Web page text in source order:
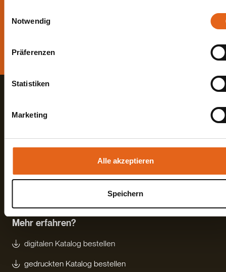
Bitte beachten Sie, dass einige der Partner auch Daten in
Drittländer übermitteln können, in denen möglicherweise ein
anderes Datenschutzniveau besteht als in der EU. Wir
sicher, dass die Übermittlung Ihrer Daten in
Schutzmaßnahmen getroffen werden.
Webseite weiterhin nutzen.
Notwendig
Präferenzen
Statistiken
Marketing
Alle akzeptieren
Speichern
Die beste Beratung ist die persönliche - von einem Haas
Fachberater in Ihrer Nähe!
Direkt Termin vereinbaren
Haas Fertigbau GmbH
84326 Falkenberg
Fon +498727180
Fax +49872718593
Mehr erfahren?
digitalen Katalog bestellen
gedruckten Katalog bestellen